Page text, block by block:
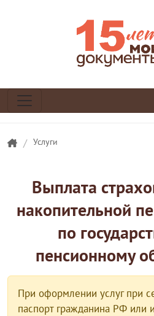
/ Услуги
Выплата
накопительной
по
пенсионному
При оформлении услуг при
паспорт гражданина РФ или